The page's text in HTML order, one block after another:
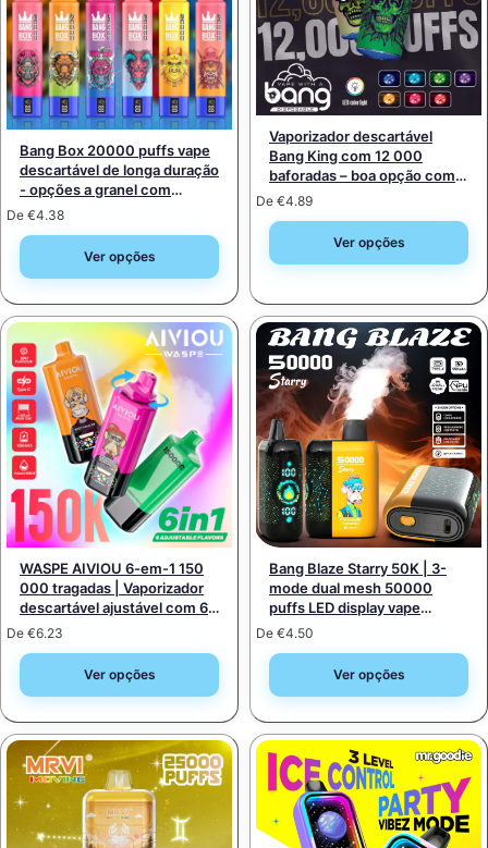
Bang Box 20000 puffs vape
descartável de longa duração
- opções a granel com
grande desconto
De €4.38
Ver opções
Vaporizador descartável
Bang King com 12 000
baforadas – boa opção com
bobina de malha, compra a
De €4.89
Ver opções
WASPE AIVIOU 6-em-1 150
000 tragadas | Vaporizador
descartável ajustável com 6
opções para grossistas
De €6.23
Ver opções
Bang Blaze Starry 50K | 3-
mode dual mesh 50000
puffs LED display vape
descartável
De €4.50
Ver opções